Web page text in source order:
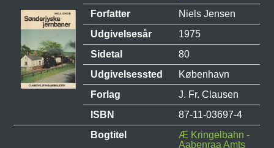
Forfatter
Niels Jensen
Udgivelsesår
1975
Sidetal
80
Udgivelsessted
København
Forlag
J. Fr. Clausen
ISBN
87-11-03697-4
Bogtitel
Æ Kringelbahn -
Aabenraa Amts